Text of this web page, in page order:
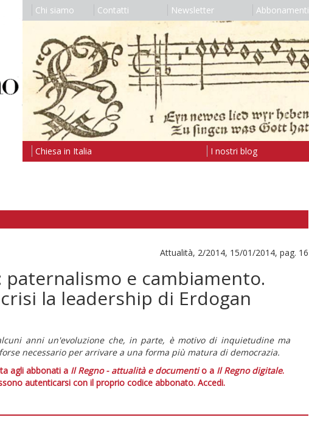
Chi siamo Contatti Newsletter Abbonamenti
Chiesa in Italia I nostri blog
Attualità, 2/2014, 15/01/2014, pag. 16
paternalismo e cambiamento.
la leadership di Erdogan
anni un'evoluzione che, in parte, è motivo di inquietudine ma
necessario per arrivare a una forma più matura di democrazia.
agli abbonati a Il Regno - attualità e documentio a Il Regno digitale.
autenticarsi con il proprio codice abbonato. Accedi.